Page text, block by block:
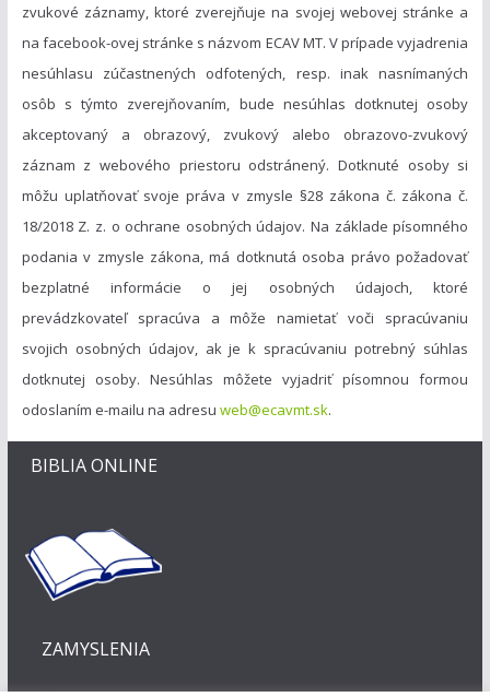
zvukové záznamy, ktoré zverejňuje na svojej webovej stránke a
na facebook-ovej stránke s názvom ECAV MT. V prípade vyjadrenia
nesúhlasu zúčastnených odfotených, resp. inak nasnímaných
osôb s týmto zverejňovaním, bude nesúhlas dotknutej osoby
akceptovaný a obrazový, zvukový alebo obrazovo-zvukový
záznam z webového priestoru odstránený. Dotknuté osoby si
môžu uplatňovať svoje práva v zmysle §28 zákona č. zákona č.
18/2018 Z. z. o ochrane osobných údajov. Na základe písomného
podania v zmysle zákona, má dotknutá osoba právo požadovať
bezplatné informácie o jej osobných údajoch, ktoré
prevádzkovateľ spracúva a môže namietať voči spracúvaniu
svojich osobných údajov, ak je k spracúvaniu potrebný súhlas
dotknutej osoby. Nesúhlas môžete vyjadriť písomnou formou
odoslaním e-mailu na adresu web@ecavmt.sk.
BIBLIA ONLINE
ZAMYSLENIA